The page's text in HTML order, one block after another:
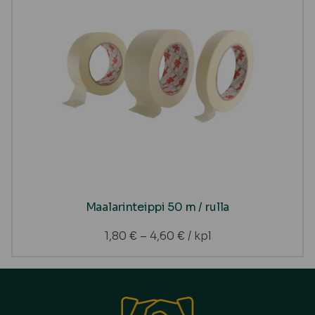
Maalarinteippi 50 m / rulla
1,80 € – 4,60 € / kpl